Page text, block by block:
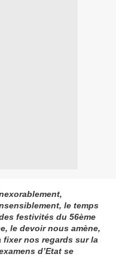
le temps
festivités du 56ème
le devoir nous amène,
fixer nos regards sur la
d’Etat se